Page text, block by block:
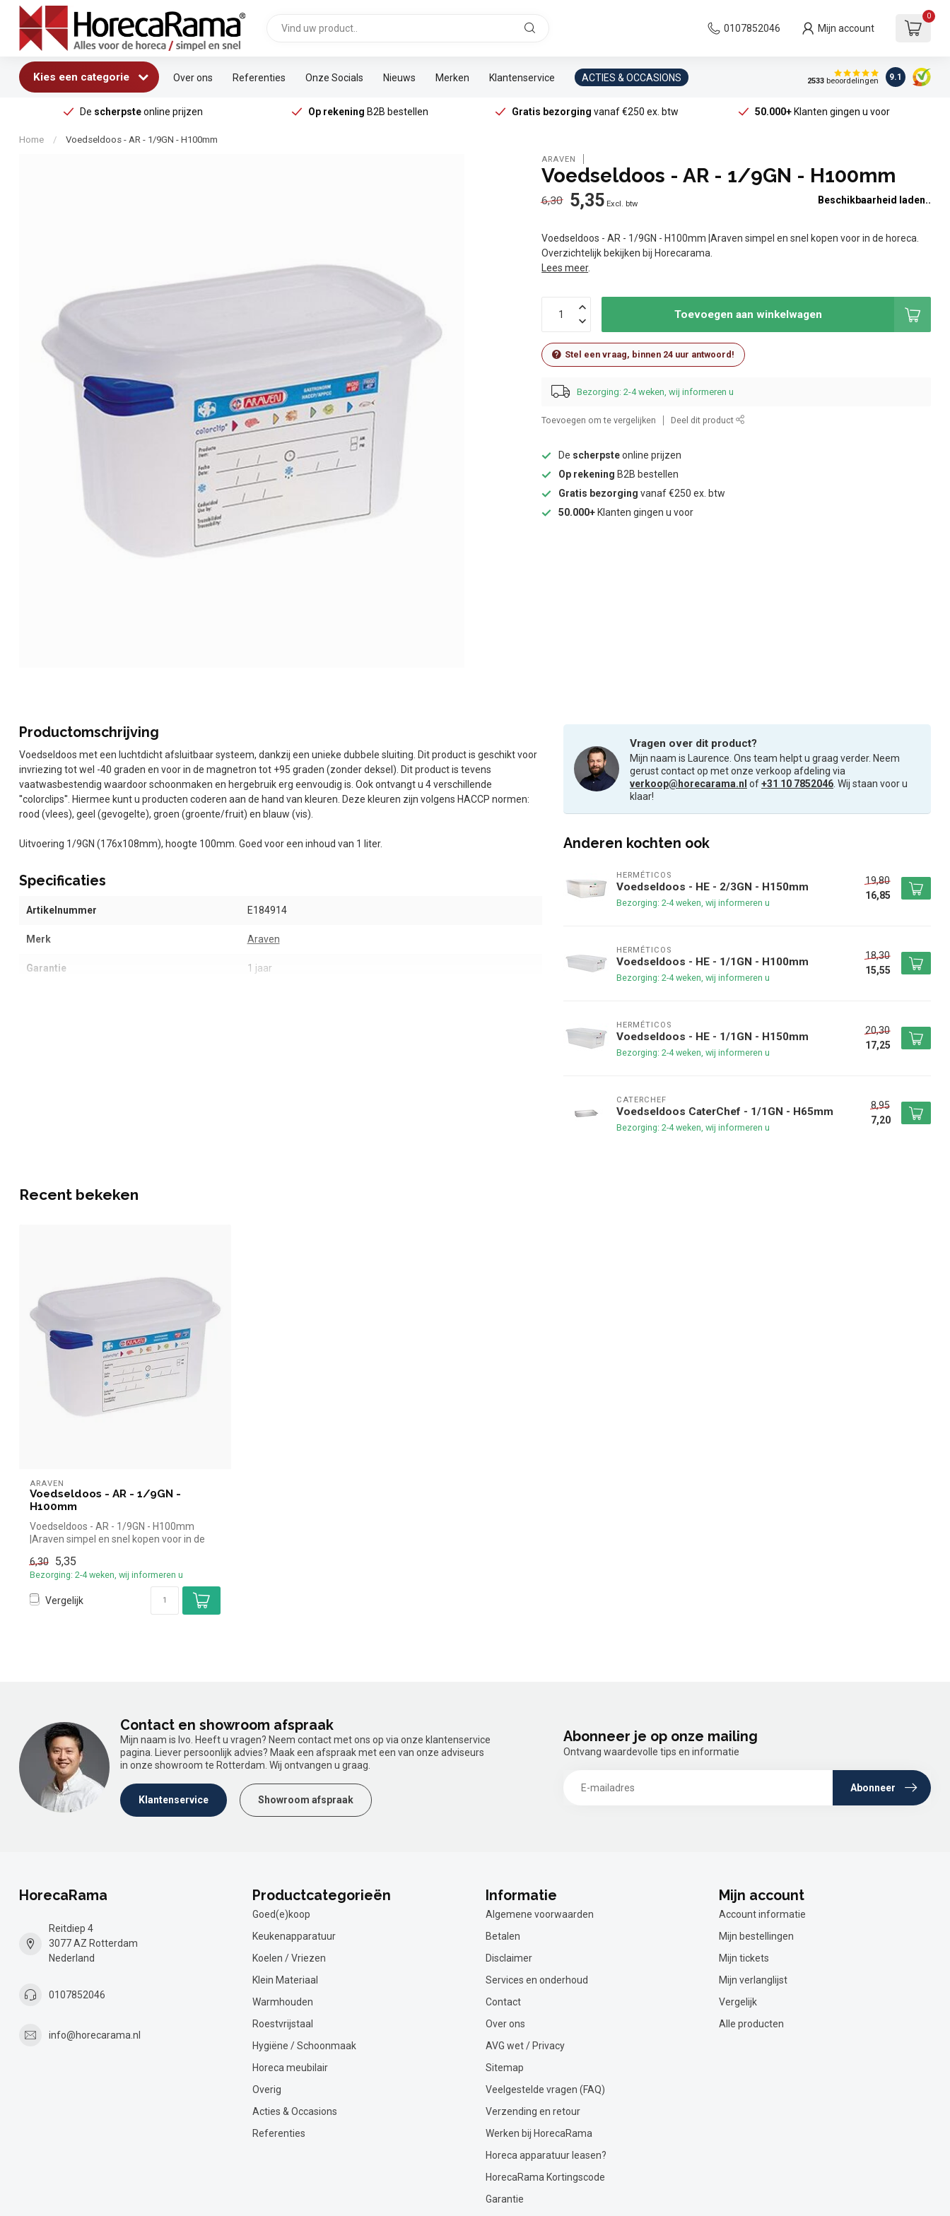
0107852046 Mijn account
0
Kies een categorie Over ons Referenties Onze Socials Nieuws Merken Klantenservice ACTIES & OCCASIONS 2533beoordelingen 9.1
De scherpsteonline prijzen Op rekening B2B bestellen Gratis bezorging vanaf €250 ex. btw 50.000+Klanten gingen u voor
Home / Voedseldoos - AR - 1/9GN - H100mm
ARAVEN
Voedseldoos - AR - 1/9GN - H100mm
6,30 5,35 Excl. btw Beschikbaarheid laden..
Voedseldoos - AR - 1/9GN - H100mm |Araven simpel en snel kopen voor in de horeca.
Overzichtelijk bekijken bij Horecarama.
Lees meer.
Toevoegen aan winkelwagen
Stel een vraag, binnen 24 uur antwoord!
Bezorging: 2-4 weken, wij informeren u
Toevoegen om te vergelijken Deel dit product
De scherpsteonline prijzen
Op rekening B2B bestellen
Gratis bezorging vanaf €250 ex. btw
50.000+ Klanten gingen u voor
Productomschrijving
Voedseldoos met een luchtdicht afsluitbaar systeem, dankzij een unieke dubbele sluiting. Dit product is geschikt voor
invriezing tot wel -40 graden en voor in de magnetron tot +95 graden (zonder deksel). Dit product is tevens
vaatwasbestendig waardoor schoonmaken en hergebruik erg eenvoudig is. Ook ontvangt u 4 verschillende
''colorclips''. Hiermee kunt u producten coderen aan de hand van kleuren. Deze kleuren zijn volgens HACCP normen:
rood (vlees), geel (gevogelte), groen (groente/fruit) en blauw (vis).
Uitvoering 1/9GN (176x108mm), hoogte 100mm. Goed voor een inhoud van 1 liter.
Specificaties
Artikelnummer E184914
Merk Araven
Garantie 1 jaar
Vragen over dit product?
Mijn naam is Laurence. Ons team helpt u graag verder. Neem
gerust contact op met onze verkoop afdeling via
verkoop@horecarama.nl of+31 10 7852046 . Wij staan voor u
klaar!
Anderen kochten ook
HERMÉTICOS
Voedseldoos - HE - 2/3GN - H150mm
Bezorging: 2-4 weken, wij informeren u
19,80
16,85
HERMÉTICOS
Voedseldoos - HE - 1/1GN - H100mm
Bezorging: 2-4 weken, wij informeren u
18,30
15,55
HERMÉTICOS
Voedseldoos - HE - 1/1GN - H150mm
Bezorging: 2-4 weken, wij informeren u
20,30
17,25
CATERCHEF
Voedseldoos CaterChef - 1/1GN - H65mm
Bezorging: 2-4 weken, wij informeren u
8,95
7,20
Recent bekeken
ARAVEN
Voedseldoos - AR - 1/9GN -
H100mm
Voedseldoos - AR - 1/9GN - H100mm
|Araven simpel en snel kopen voor in de
6,30 5,35
Bezorging: 2-4 weken, wij informeren u
Vergelijk
Contact en showroom afspraak
Mijn naam is Ivo. Heeft u vragen? Neem contact met ons op via onze klantenservice
pagina. Liever persoonlijk advies? Maak een afspraak met een van onze adviseurs
in onze showroom te Rotterdam. Wij ontvangen u graag.
Klantenservice Showroom afspraak
Abonneer je op onze mailing
Ontvang waardevolle tips en informatie
Abonneer
HorecaRama
Reitdiep 4
3077 AZ Rotterdam
Nederland
0107852046
info@horecarama.nl
Productcategorieën
Goed(e)koop
Keukenapparatuur
Koelen / Vriezen
Klein Materiaal
Warmhouden
Roestvrijstaal
Hygiëne / Schoonmaak
Horeca meubilair
Overig
Acties & Occasions
Referenties
Informatie
Algemene voorwaarden
Betalen
Disclaimer
Services en onderhoud
Contact
Over ons
AVG wet / Privacy
Sitemap
Veelgestelde vragen (FAQ)
Verzending en retour
Werken bij HorecaRama
Horeca apparatuur leasen?
HorecaRama Kortingscode
Garantie
Mijn account
Account informatie
Mijn bestellingen
Mijn tickets
Mijn verlanglijst
Vergelijk
Alle producten